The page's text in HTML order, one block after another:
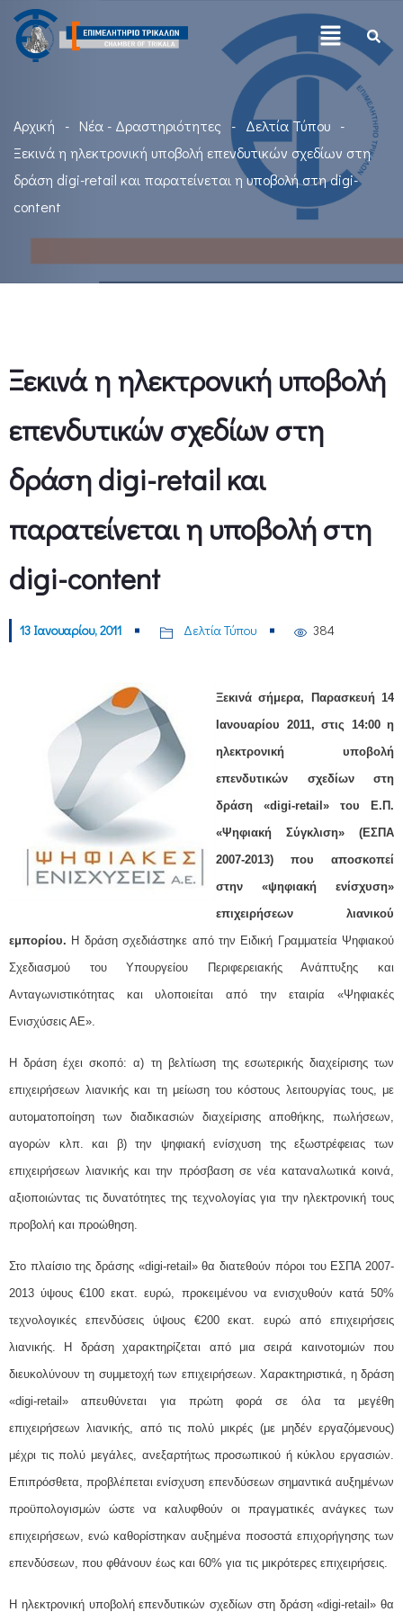
Αρχική Νέα - Δραστηριότητες
Δελτία Τύπου
Ξεκινά η ηλεκτρονική υποβολή επενδυτικών σχεδίων στη
δράση digi-retail και παρατείνεται η υποβολή στη digi-
content
Ξεκινά η ηλεκτρονική υποβολή
επενδυτικών σχεδίων στη
δράση digi-retail και
παρατείνεται η υποβολή στη
digi-content
13 Ιανουαρίου, 2011 Δελτία Τύπου 384
Ξεκινά σήμερα, Παρασκευή 14
Ιανουαρίου 2011, στις 14:00 η
ηλεκτρονική υποβολή
επενδυτικών σχεδίων στη
δράση «digi-retail» του Ε.Π.
«Ψηφιακή Σύγκλιση» (ΕΣΠΑ
2007-2013) που αποσκοπεί
στην «ψηφιακή ενίσχυση»
επιχειρήσεων λιανικού
εμπορίου. Η δράση σχεδιάστηκε από την Ειδική Γραμματεία Ψηφιακού
Σχεδιασμού του Υπουργείου Περιφερειακής Ανάπτυξης και
Ανταγωνιστικότητας και υλοποιείται από την εταιρία «Ψηφιακές
Ενισχύσεις ΑΕ».
Η δράση έχει σκοπό: α) τη βελτίωση της εσωτερικής διαχείρισης των
επιχειρήσεων λιανικής και τη μείωση του κόστους λειτουργίας τους, με
αυτοματοποίηση των διαδικασιών διαχείρισης αποθήκης, πωλήσεων,
αγορών κλπ. και β) την ψηφιακή ενίσχυση της εξωστρέφειας των
επιχειρήσεων λιανικής και την πρόσβαση σε νέα καταναλωτικά κοινά,
αξιοποιώντας τις δυνατότητες της τεχνολογίας για την ηλεκτρονική τους
προβολή και προώθηση.
Στο πλαίσιο της δράσης «digi-retail» θα διατεθούν πόροι του ΕΣΠΑ 2007-
2013 ύψους €100 εκατ. ευρώ, προκειμένου να ενισχυθούν κατά 50%
τεχνολογικές επενδύσεις ύψους €200 εκατ. ευρώ από επιχειρήσεις
λιανικής. Η δράση χαρακτηρίζεται από μια σειρά καινοτομιών που
διευκολύνουν τη συμμετοχή των επιχειρήσεων. Χαρακτηριστικά, η δράση
«digi-retail» απευθύνεται για πρώτη φορά σε όλα τα μεγέθη
επιχειρήσεων λιανικής, από τις πολύ μικρές (με μηδέν εργαζόμενους)
μέχρι τις πολύ μεγάλες, ανεξαρτήτως προσωπικού ή κύκλου εργασιών.
Επιπρόσθετα, προβλέπεται ενίσχυση επενδύσεων σημαντικά αυξημένων
προϋπολογισμών ώστε να καλυφθούν οι πραγματικές ανάγκες των
επιχειρήσεων, ενώ καθορίστηκαν αυξημένα ποσοστά επιχορήγησης των
επενδύσεων, που φθάνουν έως και 60% για τις μικρότερες επιχειρήσεις.
Η ηλεκτρονική υποβολή επενδυτικών σχεδίων στη δράση «digi-retail» θα